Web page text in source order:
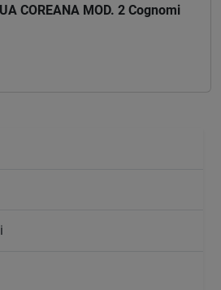
COREANA MOD. 2 Cognomi